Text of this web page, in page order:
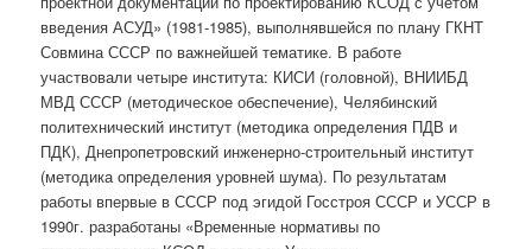
введения АСУД» (1981-1985), выполнявшейся по плану ГКНТ
Совмина СССР по важнейшей тематике. В работе
участвовали четыре института: КИСИ (головной), ВНИИБД
МВД СССР (методическое обеспечение), Челябинский
политехнический институт (методика определения ПДВ и
ПДК), Днепропетровский инженерно-строительный институт
(методика определения уровней шума). По результатам
работы впервые в СССР под эгидой Госстроя СССР и УССР в
1990г. разработаны «Временные нормативы по